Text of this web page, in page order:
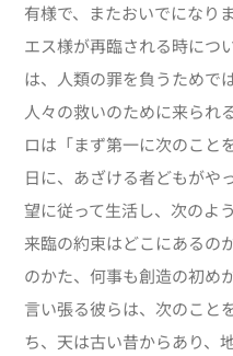
有様で、またおいでになり
エス様が再臨される時につ
は、人類の罪を負うためで
人々の救いのために来られ
ロは「まず第一に次のこと
日に、あざける者どもがや
望に従って生活し、次のよ
来臨の約束はどこにあるの
のかた、何事も創造の初め
言い張る彼らは、次のこと
ち、天は古い昔からあり、